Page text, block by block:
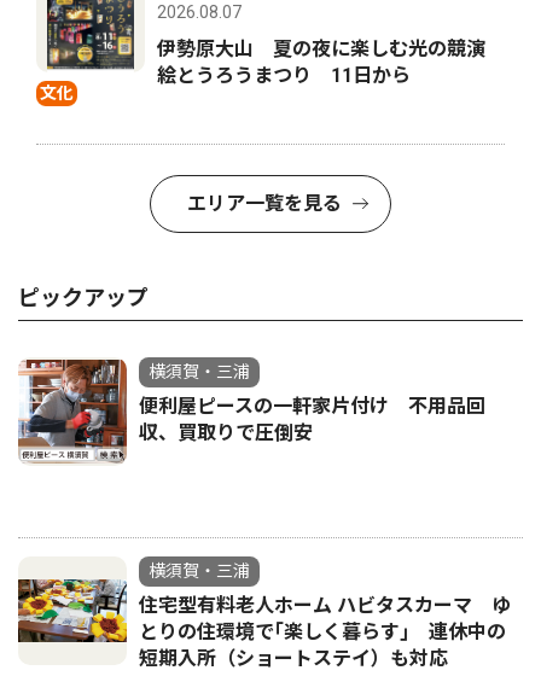
文化
2026.08.07
伊勢原大山 夏の夜に楽しむ光の競演
絵とうろうまつり 11日から
エリア一覧を見る
ピックアップ
横須賀・三浦
便利屋ピースの一軒家片付け 不用品回
収、買取りで圧倒安
横須賀・三浦
住宅型有料老人ホーム ハビタスカーマ ゆ
とりの住環境で｢楽しく暮らす｣ 連休中の
短期入所（ショートステイ）も対応